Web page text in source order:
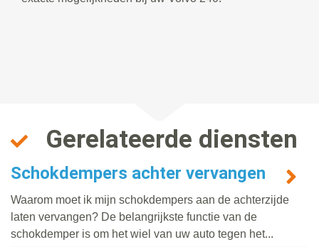
Gerelateerde diensten
Schokdempers achter vervangen
Waarom moet ik mijn schokdempers aan de achterzijde
laten vervangen? De belangrijkste functie van de
schokdemper is om het wiel van uw auto tegen het...